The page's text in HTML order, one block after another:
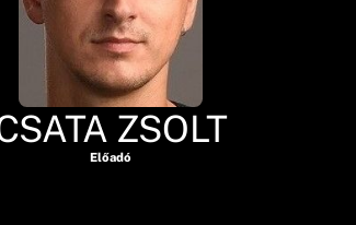
ZSOLT
Előadó